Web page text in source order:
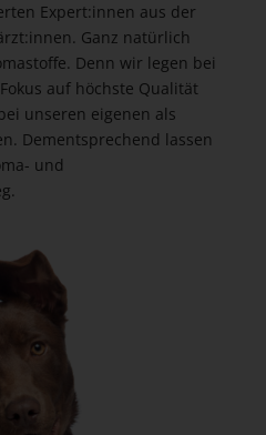
Expert:innen aus der
Ganz natürlich
Denn wir legen bei
auf höchste Qualität
unseren eigenen als
Dementsprechend lassen
und